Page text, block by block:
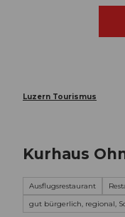
Luzern Tourismus
Kurhaus
Ausflugsrestaurant
gut bürgerlich, regional,